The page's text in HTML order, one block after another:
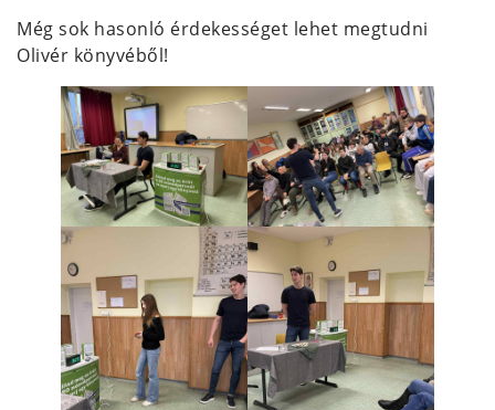
Még sok hasonló érdekességet lehet megtudni
Olivér könyvéből!